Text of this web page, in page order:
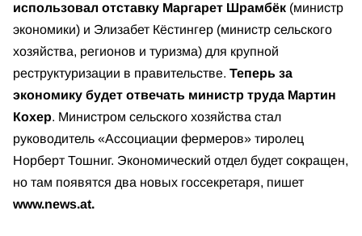
использовал отставку Маргарет Шрамбёк (министр
экономики) и Элизабет Кёстингер (министр сельского
хозяйства, регионов и туризма) для крупной
реструктуризации в правительстве. Теперь за
экономику будет отвечать министр труда Мартин
Кохер. Министром сельского хозяйства стал
руководитель «Ассоциации фермеров» тиролец
Норберт Тошниг. Экономический отдел будет сокращен,
но там появятся два новых госсекретаря, пишет
www.news.at.